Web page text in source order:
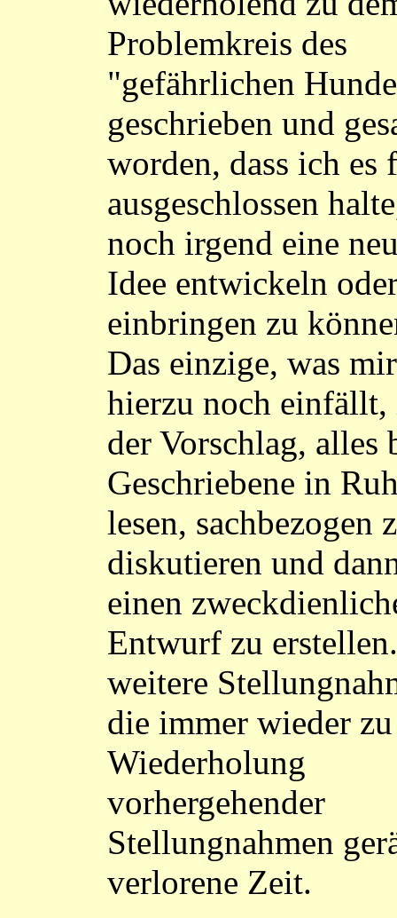
Problemkreis des
"gefährlichen
geschrieben und
worden, dass ich es
ausgeschlossen
noch irgend eine
Idee entwickeln
einbringen zu
Das einzige, was mir
hierzu noch einfällt,
der Vorschlag, alles
Geschriebene in
lesen, sachbezogen
diskutieren und
einen
Entwurf zu
weitere
die immer wieder
Wiederholung
vorhergehender
Stellungnahmen
verlorene Zeit.